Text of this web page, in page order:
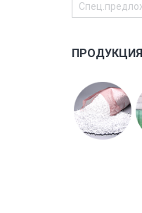
ПРОДУКЦИЯ